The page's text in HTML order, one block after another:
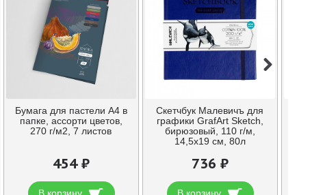
Бумага для пастели А4 в
папке, ассорти цветов,
270 г/м2, 7 листов
454 ₽
В корзину
Скетчбук Малевичъ для
графики GrafArt Sketch,
бирюзовый, 110 г/м,
14,5х19 см, 80л
736 ₽
В корзину